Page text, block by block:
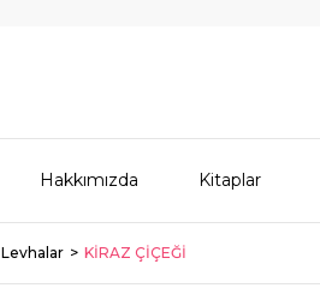
Hakkımızda Kitaplar
Levhalar KİRAZ ÇİÇEĞİ